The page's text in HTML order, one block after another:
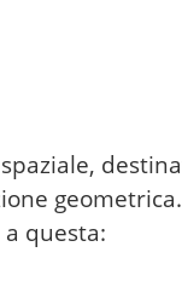
questa: